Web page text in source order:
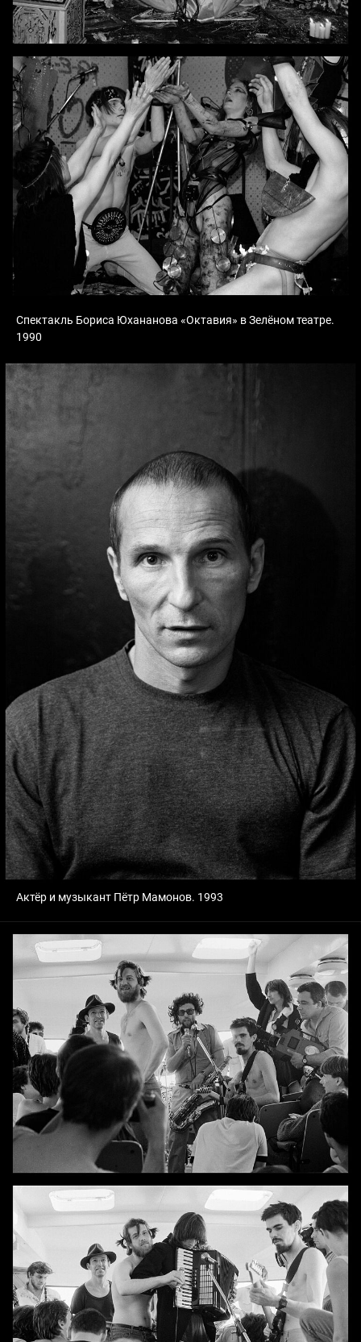
Спектакль Бориса Юхананова «Октавия» в Зелёном театре.
1990
Актёр и музыкант Пётр Мамонов. 1993